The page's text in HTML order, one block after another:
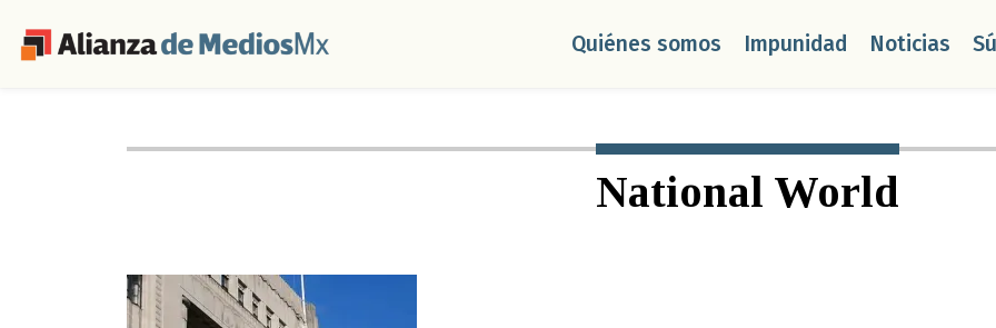
Quiénes somos Impunidad Noticias
National World